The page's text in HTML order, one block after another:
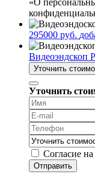
295000 руб.
Видеоэндскоп
Уточнить
Уточнить
Согласие
Отправить